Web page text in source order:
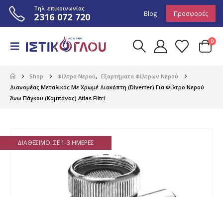
Τηλ. επικοινωνίας
2316 072 720 Blog Προσφορές
0
Shop Φίλτρα Νερού, Εξαρτήματα Φίλτρων Νερού
Διανομέας Μεταλικός Με Χρωμέ Διακόπτη (Diverter) Για Φίλτρο Νερού
Άνω Πάγκου (Καμπάνας) Atlas Filtri
ΔΙΑΘΈΣΙΜΟ: ΣΕ 1-3 ΗΜΈΡΕΣ